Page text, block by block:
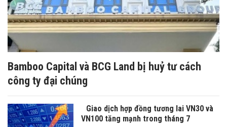
Bamboo Capital và BCG Land bị huỷ tư cách
công ty đại chúng
Giao dịch hợp đồng tương lai VN30 và
VN100 tăng mạnh trong tháng 7